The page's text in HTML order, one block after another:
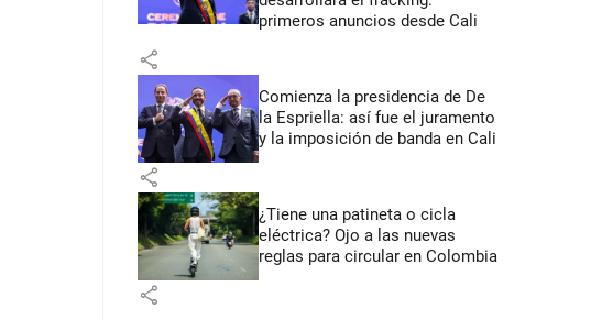
primeros anuncios desde Cali
share
Comienza la presidencia de De
la Espriella: así fue el juramento
y la imposición de banda en Cali
share
¿Tiene una patineta o cicla
eléctrica? Ojo a las nuevas
reglas para circular en Colombia
share